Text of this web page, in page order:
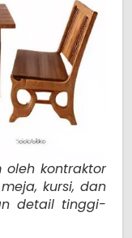
oleh kontraktor
kursi, dan
detail tinggi-